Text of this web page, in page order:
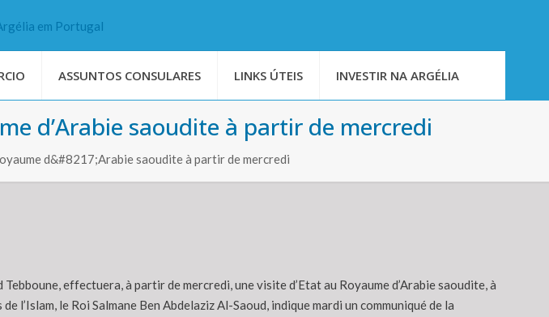
ASSUNTOS CONSULARES LINKS ÚTEIS INVESTIR NA ARGÉLIA
d’Arabie saoudite à partir de mercredi
d&#8217;Arabie saoudite à partir de mercredi
effectuera, à partir de mercredi, une visite d’Etat au Royaume d’Arabie saoudite, à
l’Islam, le Roi Salmane Ben Abdelaziz Al-Saoud, indique mardi un communiqué de la